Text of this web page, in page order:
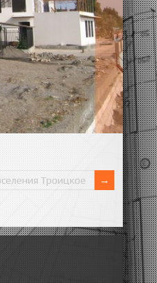
Троицкое